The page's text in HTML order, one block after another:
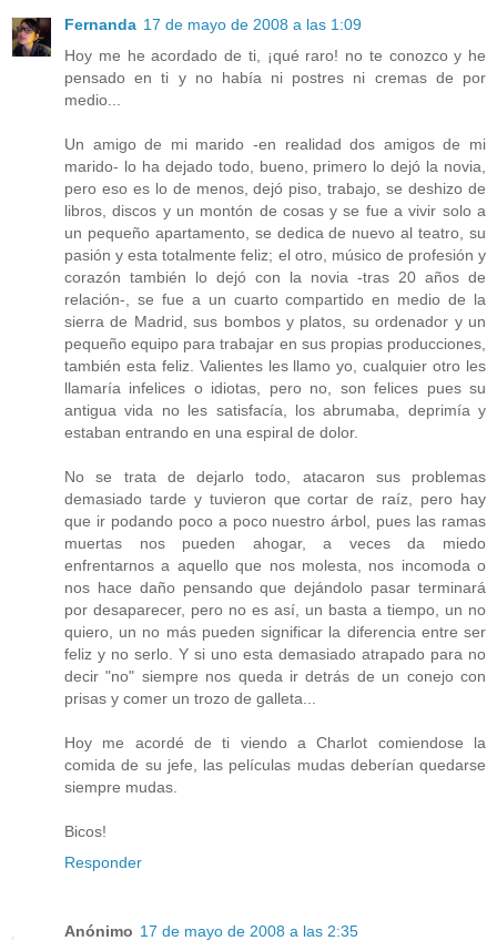
Fernanda 17 de mayo de 2008 a las 1:09
Hoy me he acordado de ti, ¡qué raro! no te conozco y he
pensado en ti y no había ni postres ni cremas de por
medio...
Un amigo de mi marido -en realidad dos amigos de mi
marido- lo ha dejado todo, bueno, primero lo dejó la novia,
pero eso es lo de menos, dejó piso, trabajo, se deshizo de
libros, discos y un montón de cosas y se fue a vivir solo a
un pequeño apartamento, se dedica de nuevo al teatro, su
pasión y esta totalmente feliz; el otro, músico de profesión y
corazón también lo dejó con la novia -tras 20 años de
relación-, se fue a un cuarto compartido en medio de la
sierra de Madrid, sus bombos y platos, su ordenador y un
pequeño equipo para trabajar en sus propias producciones,
también esta feliz. Valientes les llamo yo, cualquier otro les
llamaría infelices o idiotas, pero no, son felices pues su
antigua vida no les satisfacía, los abrumaba, deprimía y
estaban entrando en una espiral de dolor.
No se trata de dejarlo todo, atacaron sus problemas
demasiado tarde y tuvieron que cortar de raíz, pero hay
que ir podando poco a poco nuestro árbol, pues las ramas
muertas nos pueden ahogar, a veces da miedo
enfrentarnos a aquello que nos molesta, nos incomoda o
nos hace daño pensando que dejándolo pasar terminará
por desaparecer, pero no es así, un basta a tiempo, un no
quiero, un no más pueden significar la diferencia entre ser
feliz y no serlo. Y si uno esta demasiado atrapado para no
decir "no" siempre nos queda ir detrás de un conejo con
prisas y comer un trozo de galleta...
Hoy me acordé de ti viendo a Charlot comiendose la
comida de su jefe, las películas mudas deberían quedarse
siempre mudas.
Bicos!
Responder
Anónimo 17 de mayo de 2008 a las 2:35